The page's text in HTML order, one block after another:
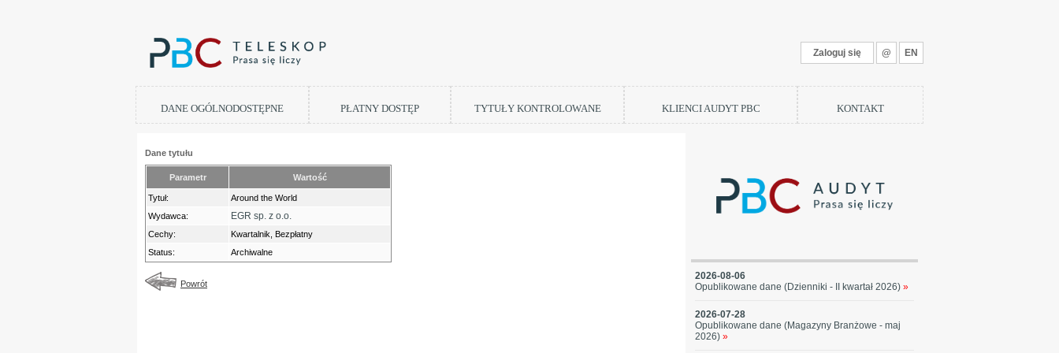
Zaloguj się @ EN
DANE OGÓLNODOSTĘPNE PŁATNY DOSTĘP TYTUŁY KONTROLOWANE KLIENCI AUDYT PBC KONTAKT
Dane tytułu
Parametr Wartość
Tytuł:
Around the World
Wydawca:
EGR sp. z o.o.
Cechy:
Kwartalnik, Bezpłatny
Status:
Archiwalne
Powrót
2026-08-06
Opublikowane dane (Dzienniki - II kwartał 2026) »
2026-07-28
Opublikowane dane (Magazyny Branżowe - maj
2026) »